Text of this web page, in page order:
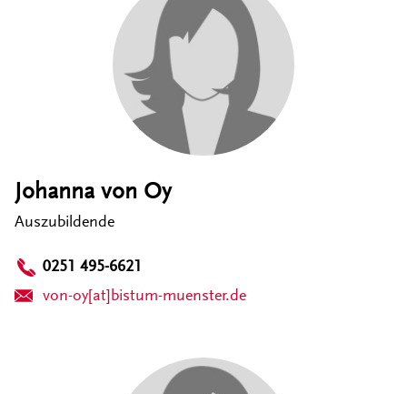
Johanna von Oy
Auszubildende
0251 495-6621
von-oy[at]bistum-muenster.de